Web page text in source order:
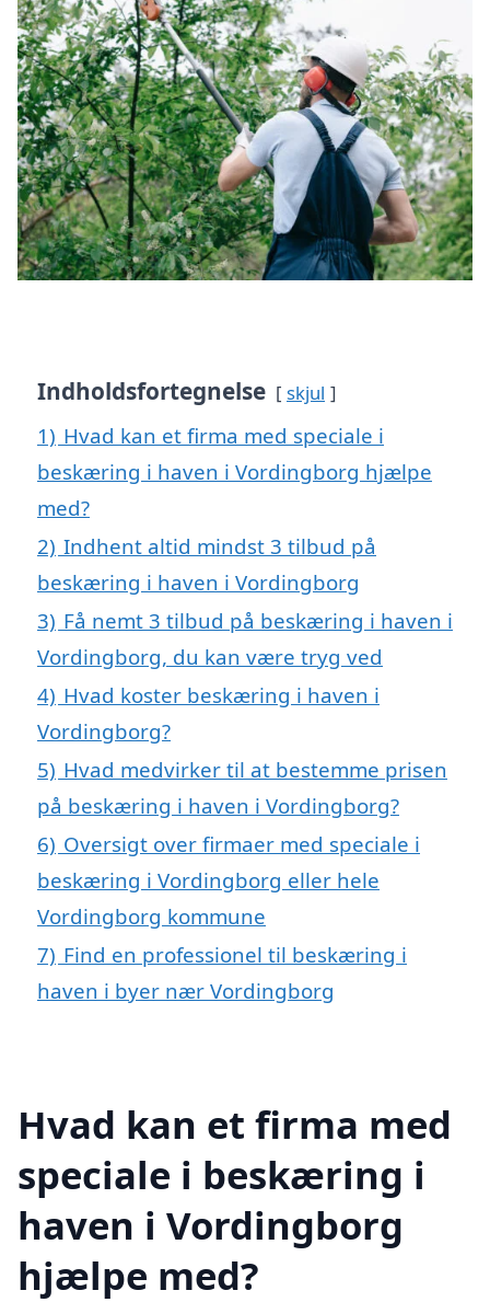
Indholdsfortegnelse skjul
1) Hvad kan et firma med speciale i
beskæring i haven i Vordingborg hjælpe
med?
2) Indhent altid mindst 3 tilbud på
beskæring i haven i Vordingborg
3) Få nemt 3 tilbud på beskæring i haven i
Vordingborg, du kan være tryg ved
4) Hvad koster beskæring i haven i
Vordingborg?
5) Hvad medvirker til at bestemme prisen
på beskæring i haven i Vordingborg?
6) Oversigt over firmaer med speciale i
beskæring i Vordingborg eller hele
Vordingborg kommune
7) Find en professionel til beskæring i
haven i byer nær Vordingborg
Hvad kan et firma med
speciale i beskæring i
haven i Vordingborg
hjælpe med?